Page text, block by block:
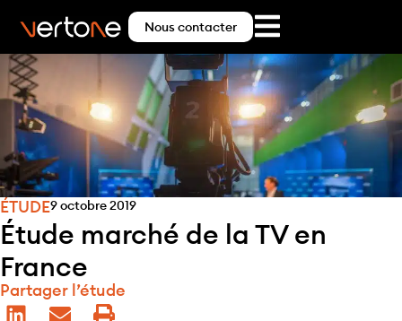
Nous contacter
ÉTUDE9 octobre 2019
Étude marché de la TV en
France
Partager l’étude